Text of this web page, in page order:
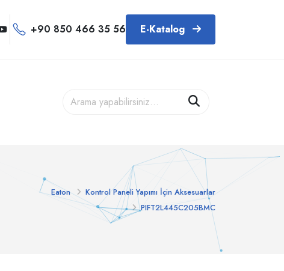
+90 850 466 35 56 E-Katalog
Eaton
Kontrol Paneli Yapımı İçin Aksesuarlar
PIFT2L445C205BMC